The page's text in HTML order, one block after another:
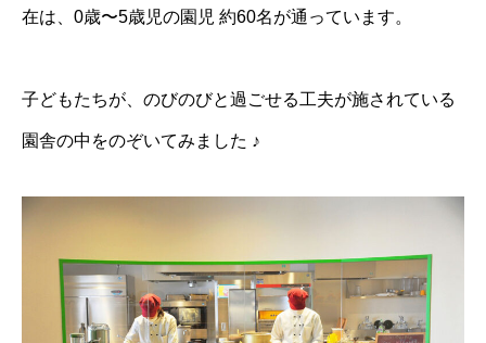
在は、0歳〜5歳児の園児 約60名が通っています。
子どもたちが、のびのびと過ごせる工夫が施されている
園舎の中をのぞいてみました ♪